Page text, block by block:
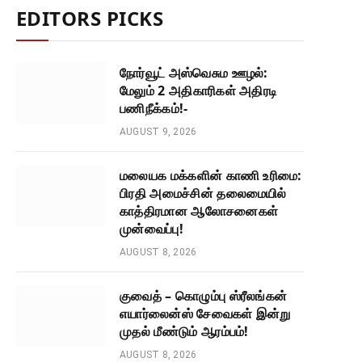
EDITORS PICKS
நோர்வூட் அஸ்வெசும ஊழல்:
மேலும் 2 அதிகாரிகள் அதிரடி
பணிநீக்கம்!-
AUGUST 9, 2026
மலையக மக்களின் காணி உரிமை:
பிரதி அமைச்சின் தலைமையில்
காத்திரமான ஆலோசனைகள்
முன்வைப்பு!
AUGUST 8, 2026
குவைத் – கொழும்பு ஸ்ரீலங்கன்
எயார்லைன்ஸ் சேவைகள் இன்று
முதல் மீண்டும் ஆரம்பம்!
AUGUST 8, 2026